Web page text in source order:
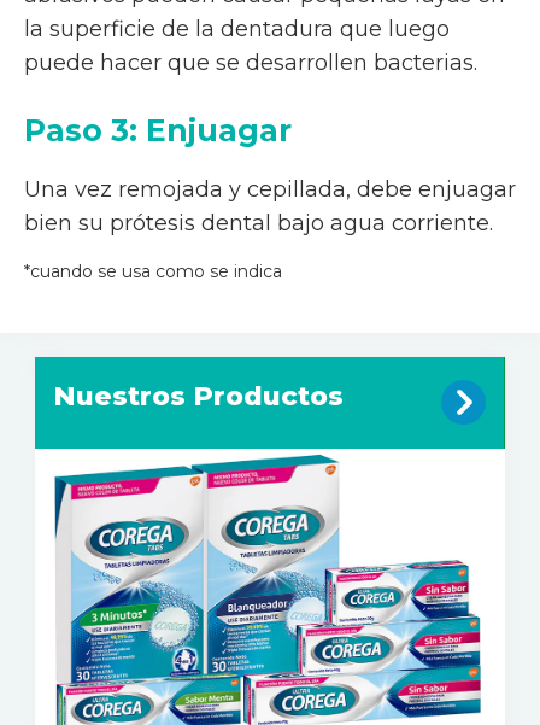
la superficie de la dentadura que luego
puede hacer que se desarrollen bacterias.
Paso 3: Enjuagar
Una vez remojada y cepillada, debe enjuagar
bien su prótesis dental bajo agua corriente.
*cuando se usa como se indica
Nuestros Productos